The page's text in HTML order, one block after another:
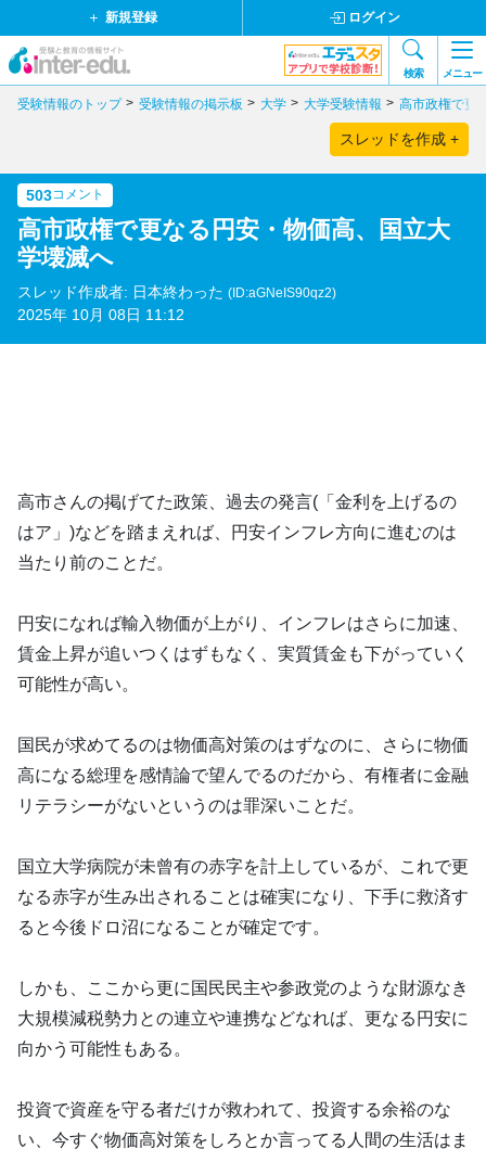
新規登録 ログイン
検索 メニュー
受験情報のトップ 受験情報の掲示板 大学 大学受験情報 高市政権で更
スレッドを作成 +
503コメント
高市政権で更なる円安・物価高、国立大
学壊滅へ
スレッド作成者: 日本終わった (ID:aGNeIS90qz2)
2025年 10月 08日 11:12
高市さんの掲げてた政策、過去の発言(「金利を上げるの
はア︎」)などを踏まえれば、円安インフレ方向に進むのは
当たり前のことだ。
円安になれば輸入物価が上がり、インフレはさらに加速、
賃金上昇が追いつくはずもなく、実質賃金も下がっていく
可能性が高い。
国民が求めてるのは物価高対策のはずなのに、さらに物価
高になる総理を感情論で望んでるのだから、有権者に金融
リテラシーがないというのは罪深いことだ。
国立大学病院が未曾有の赤字を計上しているが、これで更
なる赤字が生み出されることは確実になり、下手に救済す
ると今後ドロ沼になることが確定です。
しかも、ここから更に国民民主や参政党のような財源なき
大規模減税勢力との連立や連携などなれば、更なる円安に
向かう可能性もある。
投資で資産を守る者だけが救われて、投資する余裕のな
い、今すぐ物価高対策をしろとか言ってる人間の生活はま